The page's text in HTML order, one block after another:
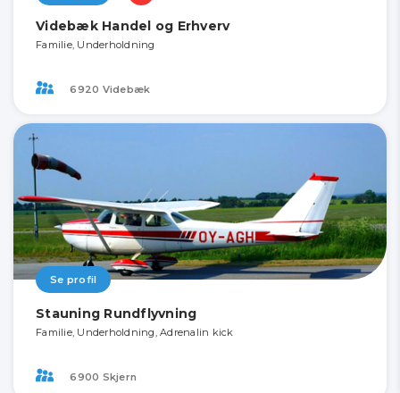
Videbæk Handel og Erhverv
Familie, Underholdning
6920 Videbæk
Se profil
Stauning Rundflyvning
Familie, Underholdning, Adrenalin kick
6900 Skjern